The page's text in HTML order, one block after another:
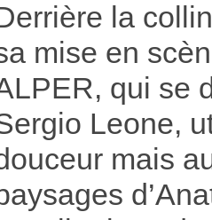
la
mise en
qui se
Leone,
mais